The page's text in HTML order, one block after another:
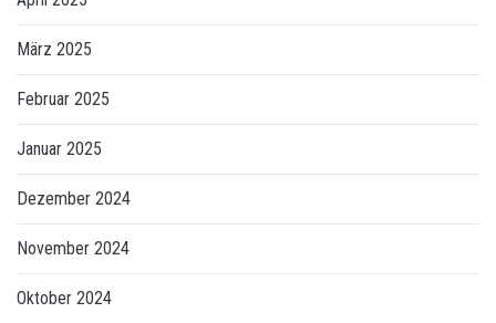
März 2025
Februar 2025
Januar 2025
Dezember 2024
November 2024
Oktober 2024